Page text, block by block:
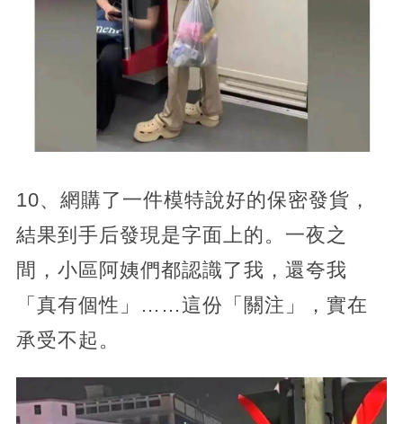
10、網購了一件模特說好的保密發貨，
結果到手后發現是字面上的。一夜之
間，小區阿姨們都認識了我，還夸我
「真有個性」……這份「關注」，實在
承受不起。